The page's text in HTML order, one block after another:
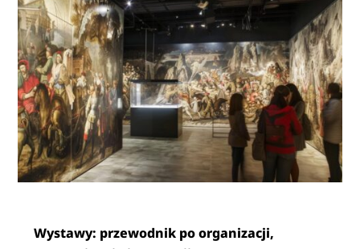
Wystawy: przewodnik po organizacji,